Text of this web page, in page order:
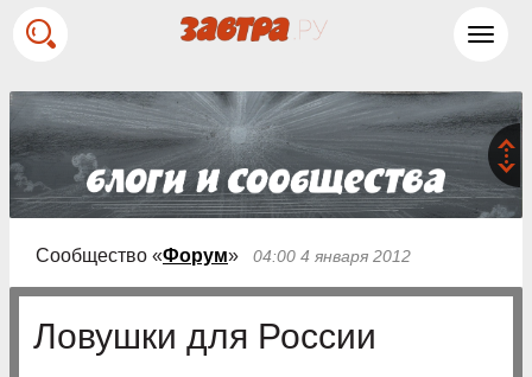
Сообщество «Форум» 04:00 4 января 2012
Ловушки для России